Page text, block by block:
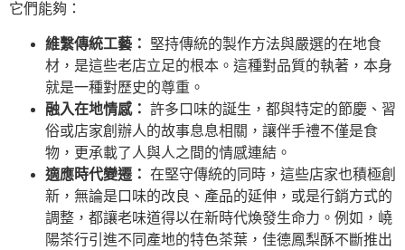
它們能夠：
維繫傳統工藝：
堅持傳統的製作方法與嚴選的在地食
材，是這些老店立足的根本。這種對品質的執著，本身
就是一種對歷史的尊重。
融入在地情感： 許多口味的誕生，都與特定的節慶、習
俗或店家創辦人的故事息息相關，讓伴手禮不僅是食
物，更承載了人與人之間的情感連結。
適應時代變遷： 在堅守傳統的同時，這些店家也積極創
新，無論是口味的改良、產品的延伸，或是行銷方式的
調整，都讓老味道得以在新時代煥發生命力。例如，嶢
陽茶行引進不同產地的特色茶葉，佳德鳳梨酥不斷推出